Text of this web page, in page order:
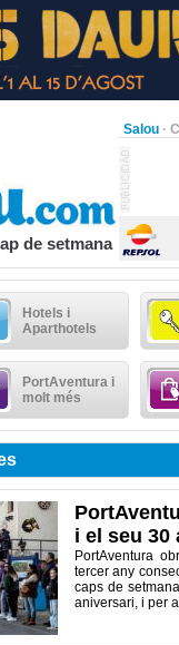
Salou ·
de setmana
Hotels i
Aparthotels
PortAventura i
molt més
i el seu 30
PortAventura
tercer any
caps de
aniversari, i per